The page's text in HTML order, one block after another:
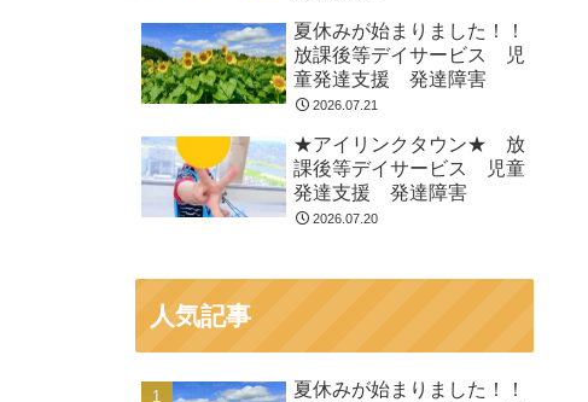
夏休みが始まりました！！
放課後等デイサービス 児
童発達支援 発達障害
2026.07.21
★アイリンクタウン★ 放
課後等デイサービス 児童
発達支援 発達障害
2026.07.20
人気記事
夏休みが始まりました！！